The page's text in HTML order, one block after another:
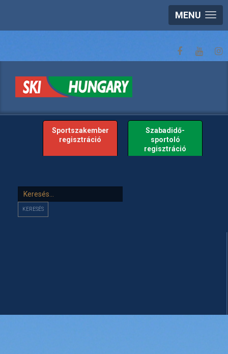
MENU
Sportszakember
regisztráció
Szabadidő-
sportoló
regisztráció
Keresés...
KERESÉS